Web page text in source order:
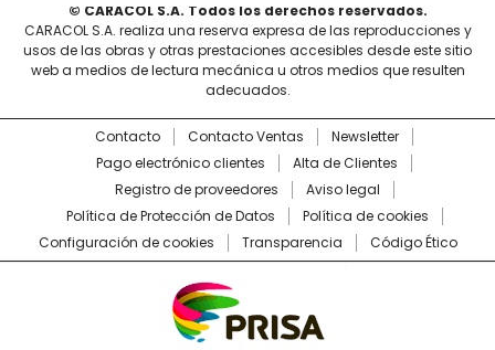
© CARACOL S.A. Todos los derechos reservados.
CARACOL S.A. realiza una reserva expresa de las reproducciones y
usos de las obras y otras prestaciones accesibles desde este sitio
web a medios de lectura mecánica u otros medios que resulten
adecuados.
Contacto Contacto Ventas
Newsletter
Pago electrónico clientes
Alta de Clientes
Registro de proveedores
Aviso legal
Política de Protección de Datos
Política de cookies
Configuración de cookies
Transparencia Código Ético